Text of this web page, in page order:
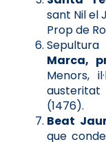
sant Nil el
Prop de
Sepultura
Marca,
Menors,
(1476).
Beat
que